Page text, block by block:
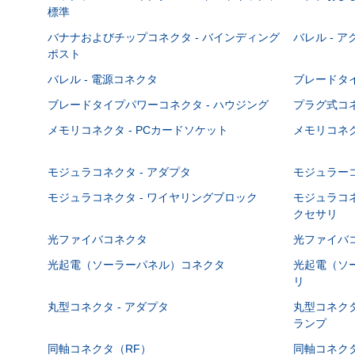
標準
バナナおよびチップコネクタ - バインディング
ポスト
バレル - ア
バレル - 電源コネクタ
ブレードタ
ブレードタイプパワーコネクタ - ハウジング
プラグ式コ
メモリコネクタ - PCカードソケット
メモリコネ
モジュラコネクタ - アダプタ
モジュラー
モジュラコネクタ - ワイヤリングブロック
モジュラコ
クセサリ
光ファイバコネクタ
光ファイバ
光起電（ソーラーパネル）コネクタ
光起電（ソ
リ
丸型コネクタ - アダプタ
丸型コネク
ランプ
同軸コネクタ（RF）
同軸コネク